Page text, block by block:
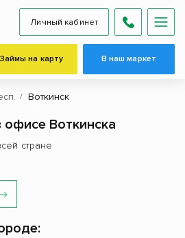
Личный кабинет
Займы на карту В наш маркет
Воткинск
Воткинска
стране